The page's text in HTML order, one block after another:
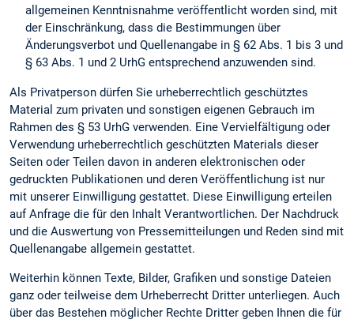
allgemeinen Kenntnisnahme veröffentlicht worden sind, mit
der Einschränkung, dass die Bestimmungen über
Änderungsverbot und Quellenangabe in § 62 Abs. 1 bis 3 und
§ 63 Abs. 1 und 2 UrhG entsprechend anzuwenden sind.
Als Privatperson dürfen Sie urheberrechtlich geschütztes
Material zum privaten und sonstigen eigenen Gebrauch im
Rahmen des § 53 UrhG verwenden. Eine Vervielfältigung oder
Verwendung urheberrechtlich geschützten Materials dieser
Seiten oder Teilen davon in anderen elektronischen oder
gedruckten Publikationen und deren Veröffentlichung ist nur
mit unserer Einwilligung gestattet. Diese Einwilligung erteilen
auf Anfrage die für den Inhalt Verantwortlichen. Der Nachdruck
und die Auswertung von Pressemitteilungen und Reden sind mit
Quellenangabe allgemein gestattet.
Weiterhin können Texte, Bilder, Grafiken und sonstige Dateien
ganz oder teilweise dem Urheberrecht Dritter unterliegen. Auch
über das Bestehen möglicher Rechte Dritter geben Ihnen die für